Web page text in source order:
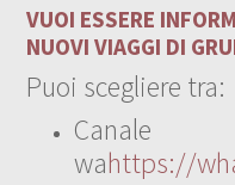
VUOI ESSERE
NUOVI VIAGGI DI
Puoi scegliere tra:
Canale
wahttps://